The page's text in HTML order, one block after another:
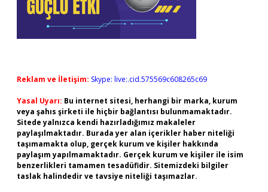
Reklam ve İletişim: Skype: live:.cid.575569c608265c69
Yasal Uyarı: Bu internet sitesi, herhangi bir marka, kurum
veya şahıs şirketi ile hiçbir bağlantısı bulunmamaktadır.
Sitede yalnızca kendi hazırladığımız makaleler
paylaşılmaktadır. Burada yer alan içerikler haber niteliği
taşımamakta olup, gerçek kurum ve kişiler hakkında
paylaşım yapılmamaktadır. Gerçek kurum ve kişiler ile isim
benzerlikleri tamamen tesadüfidir. Sitemizdeki bilgiler
taslak halindedir ve tavsiye niteliği taşımazlar.